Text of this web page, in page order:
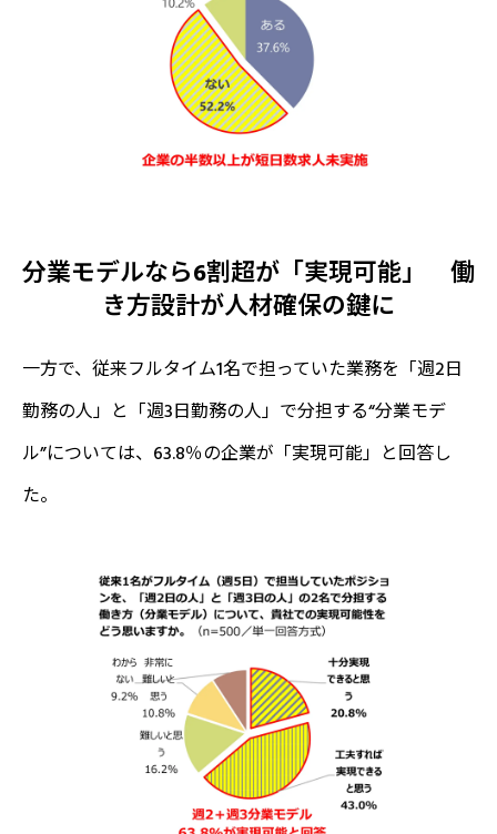
分業モデルなら6割超が「実現可能」 働
き方設計が人材確保の鍵に
一方で、従来フルタイム1名で担っていた業務を「週2日
勤務の人」と「週3日勤務の人」で分担する“分業モデ
ル”については、63.8％の企業が「実現可能」と回答し
た。